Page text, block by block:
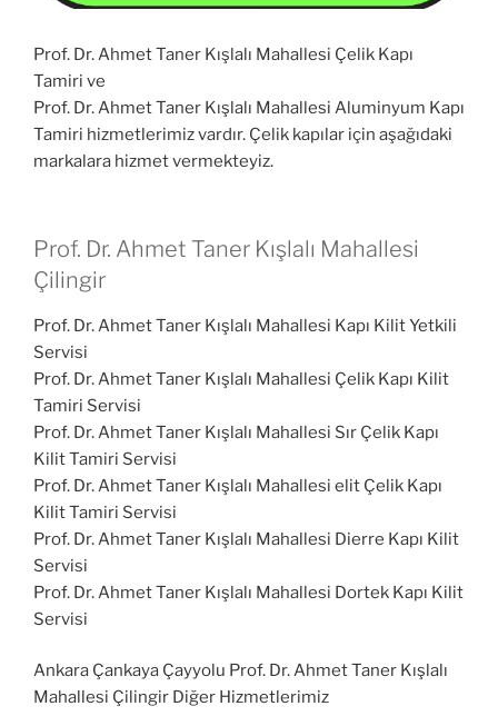
Prof. Dr. Ahmet Taner Kışlalı Mahallesi Çelik Kapı
Tamiri ve
Prof. Dr. Ahmet Taner Kışlalı Mahallesi Aluminyum Kapı
Tamiri hizmetlerimiz vardır. Çelik kapılar için aşağıdaki
markalara hizmet vermekteyiz.
Prof. Dr. Ahmet Taner Kışlalı Mahallesi
Çilingir
Prof. Dr. Ahmet Taner Kışlalı Mahallesi Kapı Kilit Yetkili
Servisi
Prof. Dr. Ahmet Taner Kışlalı Mahallesi Çelik Kapı Kilit
Tamiri Servisi
Prof. Dr. Ahmet Taner Kışlalı Mahallesi Sır Çelik Kapı
Kilit Tamiri Servisi
Prof. Dr. Ahmet Taner Kışlalı Mahallesi elit Çelik Kapı
Kilit Tamiri Servisi
Prof. Dr. Ahmet Taner Kışlalı Mahallesi Dierre Kapı Kilit
Servisi
Prof. Dr. Ahmet Taner Kışlalı Mahallesi Dortek Kapı Kilit
Servisi
Ankara Çankaya Çayyolu Prof. Dr. Ahmet Taner Kışlalı
Mahallesi Çilingir Diğer Hizmetlerimiz